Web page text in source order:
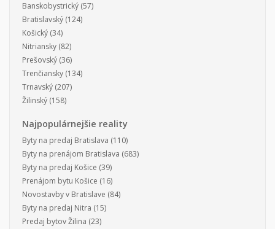
Banskobystrický (57)
Bratislavský (124)
Košický (34)
Nitriansky (82)
Prešovský (36)
Trenčiansky (134)
Trnavský (207)
Žilinský (158)
Najpopulárnejšie reality
Byty na predaj Bratislava (110)
Byty na prenájom Bratislava (683)
Byty na predaj Košice (39)
Prenájom bytu Košice (16)
Novostavby v Bratislave (84)
Byty na predaj Nitra (15)
Predaj bytov Žilina (23)